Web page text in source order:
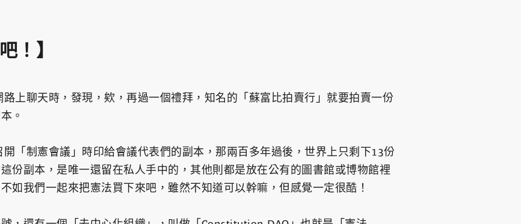
！】
上聊天時，發現，欸，再過一個禮拜，知名的「蘇富比拍賣行」就要拍賣一份
。
「制憲會議」時印給會議代表們的副本，那兩百多年過後，世界上只剩下13份
份副本，是唯一還留在私人手中的，其他則都是放在公有的圖書館或博物館裡
如我們一起來把憲法買下來吧，雖然不知道可以幹嘛，但感覺一定很酷！